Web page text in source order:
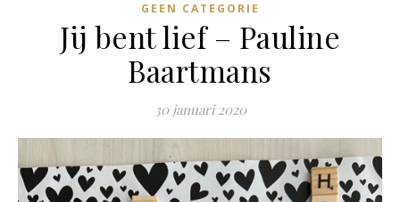
GEEN CATEGORIE
Jij bent lief – Pauline
Baartmans
30 januari 2020